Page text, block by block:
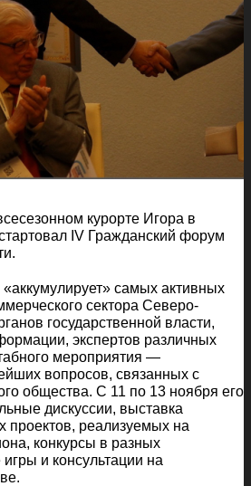
курорте Игора в
IV Гражданский форум
самых активных
сектора Северо-
государственной власти,
экспертов различных
мероприятия —
вопросов, связанных с
общества. С 11 по 13 ноября его
дискуссии, выставка
проектов, реализуемых на
конкурсы в разных
и консультации на